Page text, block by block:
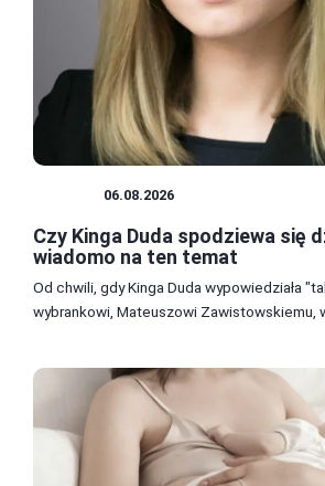
06.08.2026
Czy Kinga Duda spodziewa się
wiadomo na ten temat
Od chwili, gdy Kinga Duda wypowiedziała
wybrankowi, Mateuszowi Zawistowskiemu, w